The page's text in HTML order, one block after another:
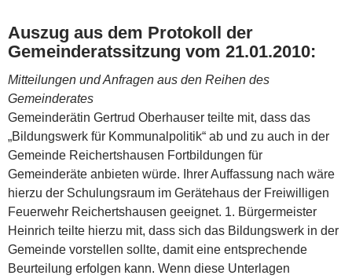
Auszug aus dem Protokoll der
Gemeinderatssitzung vom 21.01.2010:
Mitteilungen und Anfragen aus den Reihen des
Gemeinderates
Gemeinderätin Gertrud Oberhauser teilte mit, dass das
„Bildungswerk für Kommunalpolitik“ ab und zu auch in der
Gemeinde Reichertshausen Fortbildungen für
Gemeinderäte anbieten würde. Ihrer Auffassung nach wäre
hierzu der Schulungsraum im Gerätehaus der Freiwilligen
Feuerwehr Reichertshausen geeignet. 1. Bürgermeister
Heinrich teilte hierzu mit, dass sich das Bildungswerk in der
Gemeinde vorstellen sollte, damit eine entsprechende
Beurteilung erfolgen kann. Wenn diese Unterlagen